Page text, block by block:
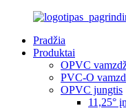
Pradžia
Produktai
OPVC
PVC-O
OPVC jungtis
11,25°